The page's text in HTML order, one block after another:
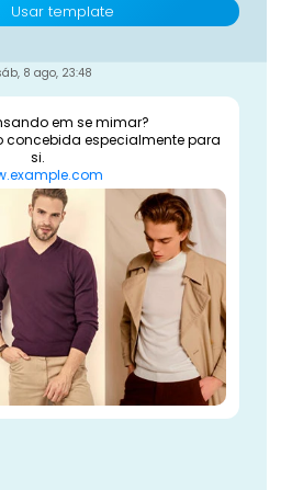
Usar template
8 ago, 23:48
em se mimar?
concebida especialmente para
si.